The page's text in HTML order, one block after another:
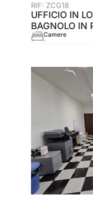
RIF: ZCG18
UFFICIO IN
BAGNOLO IN
Camere
-